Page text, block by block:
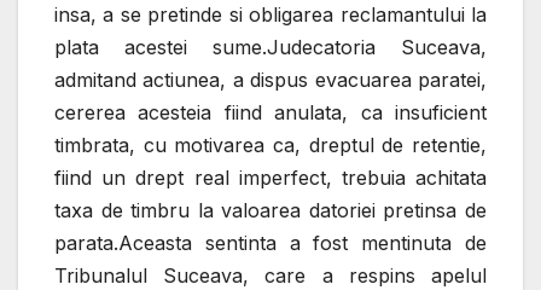
insa, a se pretinde si obligarea reclamantului la
plata acestei sume.Judecatoria Suceava,
admitand actiunea, a dispus evacuarea paratei,
cererea acesteia fiind anulata, ca insuficient
timbrata, cu motivarea ca, dreptul de retentie,
fiind un drept real imperfect, trebuia achitata
taxa de timbru la valoarea datoriei pretinsa de
parata.Aceasta sentinta a fost mentinuta de
Tribunalul Suceava, care a respins apelul